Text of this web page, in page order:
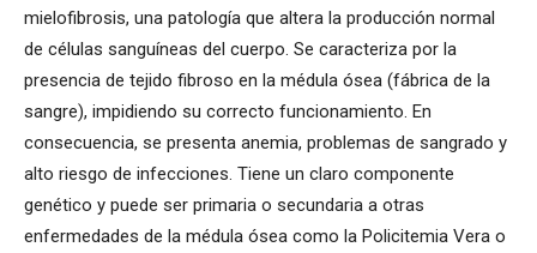
mielofibrosis, una patología que altera la producción normal
de células sanguíneas del cuerpo. Se caracteriza por la
presencia de tejido fibroso en la médula ósea (fábrica de la
sangre), impidiendo su correcto funcionamiento. En
consecuencia, se presenta anemia, problemas de sangrado y
alto riesgo de infecciones. Tiene un claro componente
genético y puede ser primaria o secundaria a otras
enfermedades de la médula ósea como la Policitemia Vera o